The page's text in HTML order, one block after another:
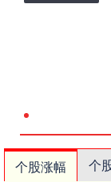
个股涨幅 个